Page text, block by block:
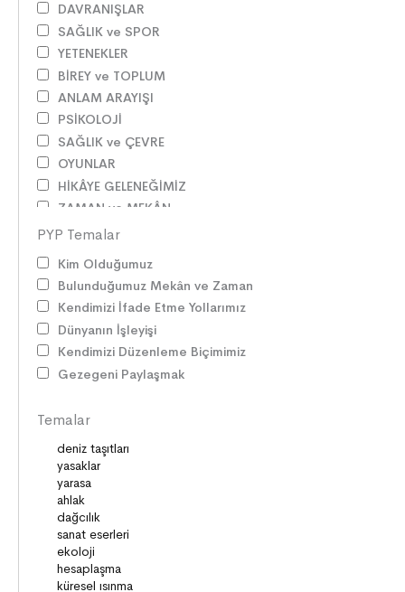
DAVRANIŞLAR
SAĞLIK ve SPOR
YETENEKLER
BİREY ve TOPLUM
ANLAM ARAYIŞI
PSİKOLOJİ
SAĞLIK ve ÇEVRE
OYUNLAR
HİKÂYE GELENEĞİMİZ
ZAMAN ve MEKÂN
SOSYAL İLİŞKİLER
İLETİŞİM
SORUMLULUKLAR
HAK ve ÖZGÜRLÜKLER
LİDERLER
HAKLAR
DEMOKRASİ
BİLİM ve TEKNOLOJİ
KÜLTÜRLER
DİLİMİZİN ZENGİNLİĞİ
KİŞİSEL GELİŞİM
SAĞLIK
MİLLİ MÜCADELE
PYP Temalar
Kim Olduğumuz
Bulunduğumuz Mekân ve Zaman
Kendimizi İfade Etme Yollarımız
Dünyanın İşleyişi
Kendimizi Düzenleme Biçimimiz
Gezegeni Paylaşmak
Temalar